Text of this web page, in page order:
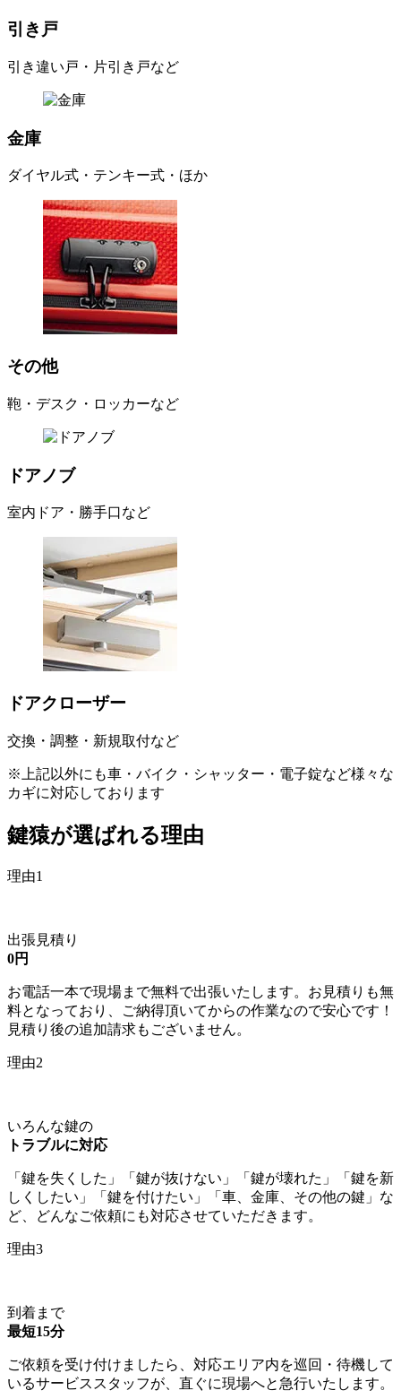
引き戸
引き違い戸・片引き戸など
金庫
ダイヤル式・テンキー式・ほか
その他
鞄・デスク・ロッカーなど
ドアノブ
室内ドア・勝手口など
ドアクローザー
交換・調整・新規取付など
※上記以外にも車・バイク・シャッター・電子錠など様々な
カギに対応しております
鍵猿が選ばれる理由
理由1
出張見積り
0円
お電話一本で現場まで無料で出張いたします。お見積りも無
料となっており、ご納得頂いてからの作業なので安心です！
見積り後の追加請求もございません。
理由2
いろんな鍵の
トラブルに対応
「鍵を失くした」「鍵が抜けない」「鍵が壊れた」「鍵を新
しくしたい」「鍵を付けたい」「車、金庫、その他の鍵」な
ど、どんなご依頼にも対応させていただきます。
理由3
到着まで
最短15分
ご依頼を受け付けましたら、対応エリア内を巡回・待機して
いるサービススタッフが、直ぐに現場へと急行いたします。